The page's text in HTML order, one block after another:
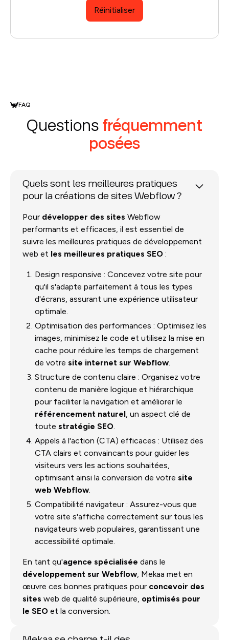
Réinitialiser
FAQ
Questions fréquemment
posées
Quels sont les meilleures pratiques
pour la créations de sites Webflow ?
Pour développer des sites Webflow
performants et efficaces, il est essentiel de
suivre les meilleures pratiques de développement
web et les meilleures pratiques SEO :
Design responsive : Concevez votre site pour
qu'il s'adapte parfaitement à tous les types
d'écrans, assurant une expérience utilisateur
optimale.
Optimisation des performances : Optimisez les
images, minimisez le code et utilisez la mise en
cache pour réduire les temps de chargement
de votre site internet sur Webflow.
Structure de contenu claire : Organisez votre
contenu de manière logique et hiérarchique
pour faciliter la navigation et améliorer le
référencement naturel, un aspect clé de
toute stratégie SEO.
Appels à l'action (CTA) efficaces : Utilisez des
CTA clairs et convaincants pour guider les
visiteurs vers les actions souhaitées,
optimisant ainsi la conversion de votre site
web Webflow.
Compatibilité navigateur : Assurez-vous que
votre site s'affiche correctement sur tous les
navigateurs web populaires, garantissant une
accessibilité optimale.
En tant qu'agence spécialisée dans le
développement sur Webflow, Mekaa met en
œuvre ces bonnes pratiques pour concevoir des
sites web de qualité supérieure, optimisés pour
le SEO et la conversion.